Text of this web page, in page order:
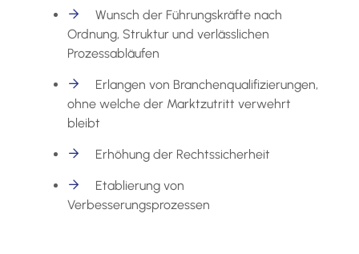
Wunsch der Führungskräfte nach
Ordnung, Struktur und verlässlichen
Prozessabläufen
Erlangen von Branchenqualifizierungen,
ohne welche der Marktzutritt verwehrt
bleibt
Erhöhung der Rechtssicherheit
Etablierung von
Verbesserungsprozessen